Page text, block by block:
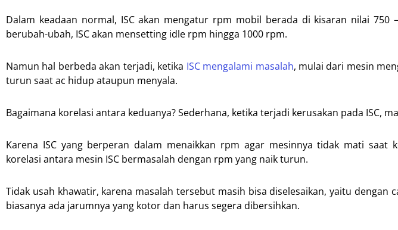
Dalam keadaan normal, ISC akan mengatur rpm mobil berada di kisaran nilai 750
berubah-ubah, ISC akan mensetting idle rpm hingga 1000 rpm.
Namun hal berbeda akan terjadi, ketika ISC mengalami masalah, mulai dari mesin
turun saat ac hidup ataupun menyala.
Bagaimana korelasi antara keduanya? Sederhana, ketika terjadi kerusakan pada ISC,
Karena ISC yang berperan dalam menaikkan rpm agar mesinnya tidak mati saat
korelasi antara mesin ISC bermasalah dengan rpm yang naik turun.
Tidak usah khawatir, karena masalah tersebut masih bisa diselesaikan, yaitu dengan
biasanya ada jarumnya yang kotor dan harus segera dibersihkan.